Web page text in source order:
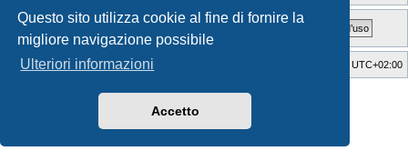
Questo sito utilizza cookie al fine di fornire la
migliore navigazione possibile
Ulteriori informazioni
Accetto
Indice UTC+02:00
Style Developer by ©GTA game
phpBB